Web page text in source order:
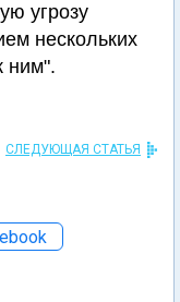
угрозу
нескольких
ним".
СЛЕДУЮЩАЯ СТАТЬЯ